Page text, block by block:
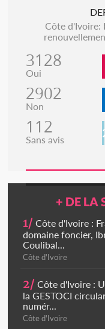
Côte d'Ivoire:
3128
Oui
2902
Non
112
Sans avis
+ DE LA
1/ Côte d'Ivoire :
domaine foncier,
Coulibal...
Côte d'Ivoire
2/ Côte d'Ivoire :
la GESTOCI
numér...
Côte d'Ivoire